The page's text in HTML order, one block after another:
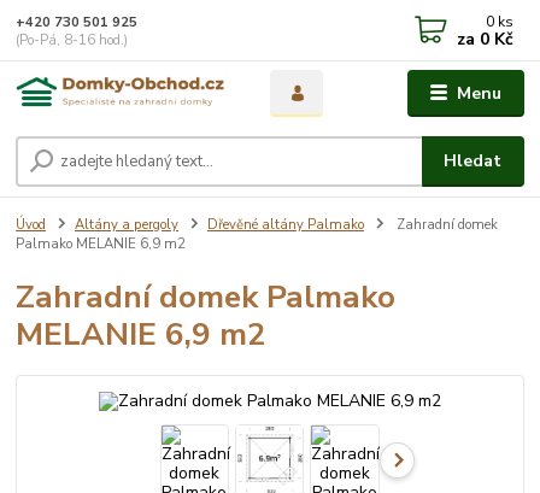
Menu
Hledat
+420 730 501 925
(Po-Pá, 8-16 hod.)
0 ks
za 0 Kč
Úvod Altány a pergoly Dřevěné altány Palmako
Zahradní domek
Palmako MELANIE 6,9 m2
Zahradní domek Palmako
MELANIE 6,9 m2